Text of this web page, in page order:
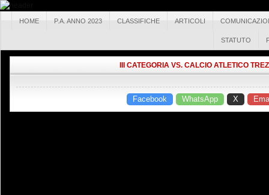
HOME P.A. ANNO 2023 CLASSIFICHE ARTICOLI
STATUTO
III CATEGORIA VS. CALCIO ATLETICO
Facebook WhatsApp X